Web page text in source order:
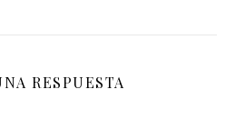
RESPUESTA